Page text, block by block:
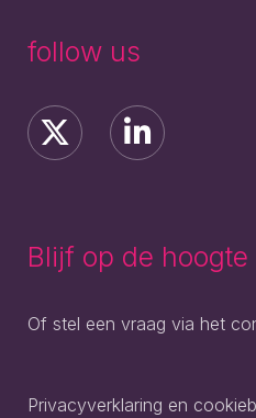
follow us
Blijf op de hoogte
Of stel een vraag via het
Privacyverklaring en